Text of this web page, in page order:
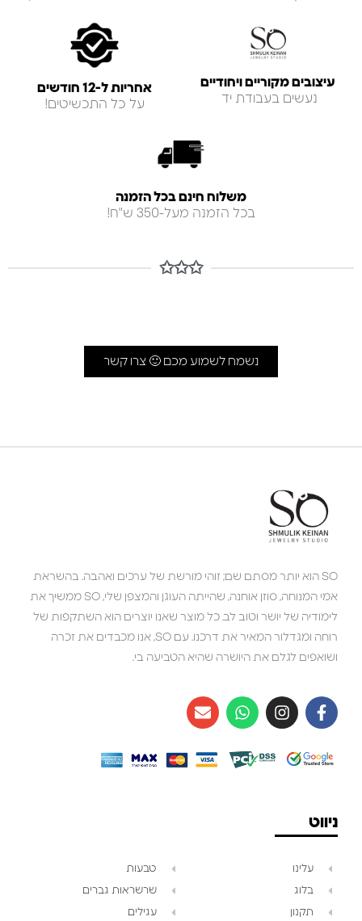
עיצובים מקוריים ויחודיים
נעשים בעבודת יד
אחריות ל-12 חודשים
על כל התכשיטים!
משלוח חינם בכל הזמנה
בכל הזמנה מעל-350 ש"ח!
✩✩✩
נשמח לשמוע מכם 🙂 צרו קשר
SO הוא יותר מסתם שם; זוהי מורשת של ערכים ואהבה. בהשראת
אמי המנוחה, סוזן אוחנה, שהייתה העוגן והמצפן שלי, SO ממשיך את
לימודיה של יושר וטוב לב. כל מוצר שאנו יוצרים הוא השתקפות של
רוחה ומגדלור המאיר את דרכנו. עם SO, אנו מכבדים את זכרה
ושואפים לגלם את היושרה שהיא הטביעה בי.
ניווט
עלינו
בלוג
תקנון
טבעות
שרשראות גברים
עגילים